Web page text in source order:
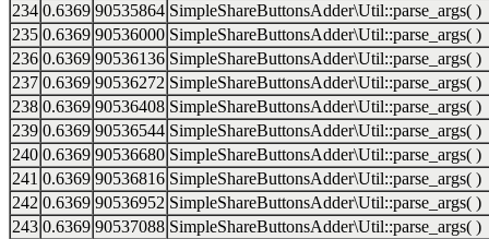
234 0.6369 90535864 SimpleShareButtonsAdder\Util::parse_args( )
235 0.6369 90536000 SimpleShareButtonsAdder\Util::parse_args( )
236 0.6369 90536136 SimpleShareButtonsAdder\Util::parse_args( )
237 0.6369 90536272 SimpleShareButtonsAdder\Util::parse_args( )
238 0.6369 90536408 SimpleShareButtonsAdder\Util::parse_args( )
239 0.6369 90536544 SimpleShareButtonsAdder\Util::parse_args( )
240 0.6369 90536680 SimpleShareButtonsAdder\Util::parse_args( )
241 0.6369 90536816 SimpleShareButtonsAdder\Util::parse_args( )
242 0.6369 90536952 SimpleShareButtonsAdder\Util::parse_args( )
243 0.6369 90537088 SimpleShareButtonsAdder\Util::parse_args( )